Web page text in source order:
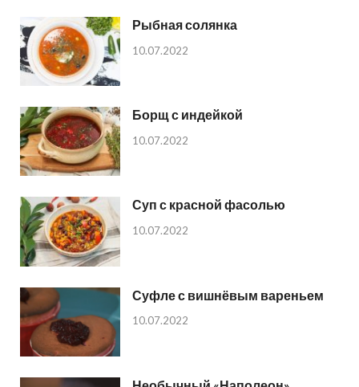
Рыбная солянка
10.07.2022
Борщ с индейкой
10.07.2022
Суп с красной фасолью
10.07.2022
Суфле с вишнёвым вареньем
10.07.2022